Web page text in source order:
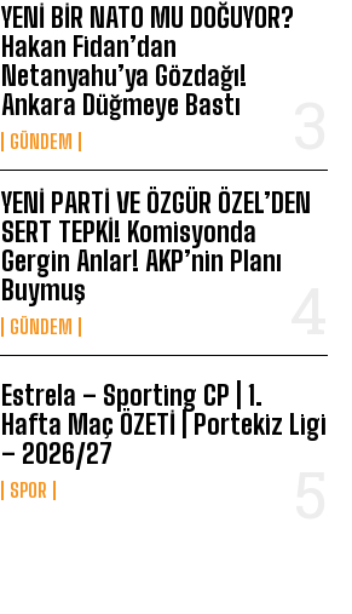
YENİ BİR NATO MU DOĞUYOR?
Hakan Fidan’dan
Netanyahu’ya Gözdağı!
Ankara Düğmeye Bastı
GÜNDEM
YENİ PARTİ VE ÖZGÜR ÖZEL’DEN
SERT TEPKİ! Komisyonda
Gergin Anlar! AKP’nin Planı
Buymuş
GÜNDEM
Estrela – Sporting CP | 1.
Hafta Maç ÖZETİ | Portekiz Ligi
– 2026/27
SPOR